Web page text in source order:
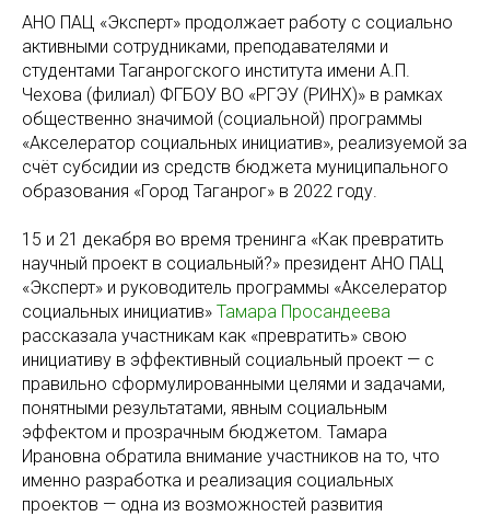
АНО ПАЦ «Эксперт» продолжает работу с социально
активными сотрудниками, преподавателями и
студентами Таганрогского института имени А.П.
Чехова (филиал) ФГБОУ ВО «РГЭУ (РИНХ)» в рамках
общественно значимой (социальной) программы
«Акселератор социальных инициатив», реализуемой за
счёт субсидии из средств бюджета муниципального
образования «Город Таганрог» в 2022 году.
15 и 21 декабря во время тренинга «Как превратить
научный проект в социальный?» президент АНО ПАЦ
«Эксперт» и руководитель программы «Акселератор
социальных инициатив» Тамара Просандеева
рассказала участникам как «превратить» свою
инициативу в эффективный социальный проект — с
правильно сформулированными целями и задачами,
понятными результатами, явным социальным
эффектом и прозрачным бюджетом. Тамара
Ирановна обратила внимание участников на то, что
именно разработка и реализация социальных
проектов — одна из возможностей развития